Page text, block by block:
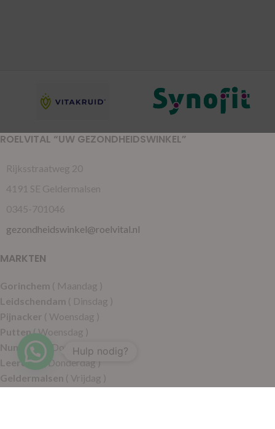
ROELVITAL “UW GEZONDHEIDSWINKEL”
Rijksstraatweg 20
4191 SE Geldermalsen
0345-701046
gezondheidswinkel@roelvital.nl
MARKTEN
Gorinchem ( Maandag )
Leidschendam ( Dinsdag )
Pijnacker ( Woensdag )
Putten( Woensdag )
Nunspeet( Donderdag )
Leerdam( Donderdag )
Geldermalsen ( Vrijdag )
Hulp nodig?